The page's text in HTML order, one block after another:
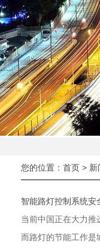
您的位置： 首页 > 新
智能路灯控制系统安
当前中国正在大力
而路灯的节能工作是